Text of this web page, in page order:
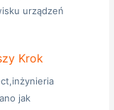
urządzeń
Krok
jak